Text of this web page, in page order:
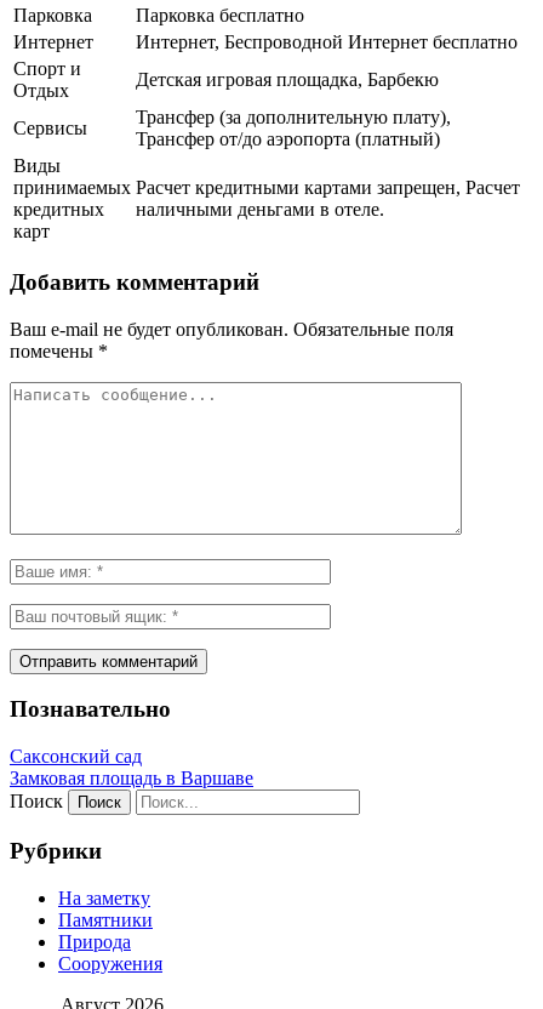
Парковка
Парковка бесплатно
Интернет
Интернет, Беспроводной Интернет бесплатно
Спорт и
Отдых
Детская игровая площадка, Барбекю
Сервисы
Трансфер (за дополнительную плату),
Трансфер от/до аэропорта (платный)
Виды
принимаемых
кредитных
карт
Расчет кредитными картами запрещен, Расчет
наличными деньгами в отеле.
Добавить комментарий
Ваш e-mail не будет опубликован. Обязательные поля
помечены *
Познавательно
Саксонский сад
Замковая площадь в Варшаве
Поиск
Рубрики
На заметку
Памятники
Природа
Сооружения
Август 2026